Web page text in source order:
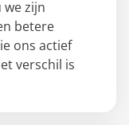
we zijn
betere
ons actief
verschil is